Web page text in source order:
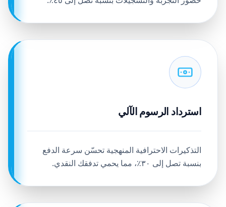
استرداد الرسوم الآلي
التذكيرات الاحترافية المنهجية تحسّن سرعة الدفع
بنسبة تصل إلى ٣٠٪، مما يحمي تدفقك النقدي.